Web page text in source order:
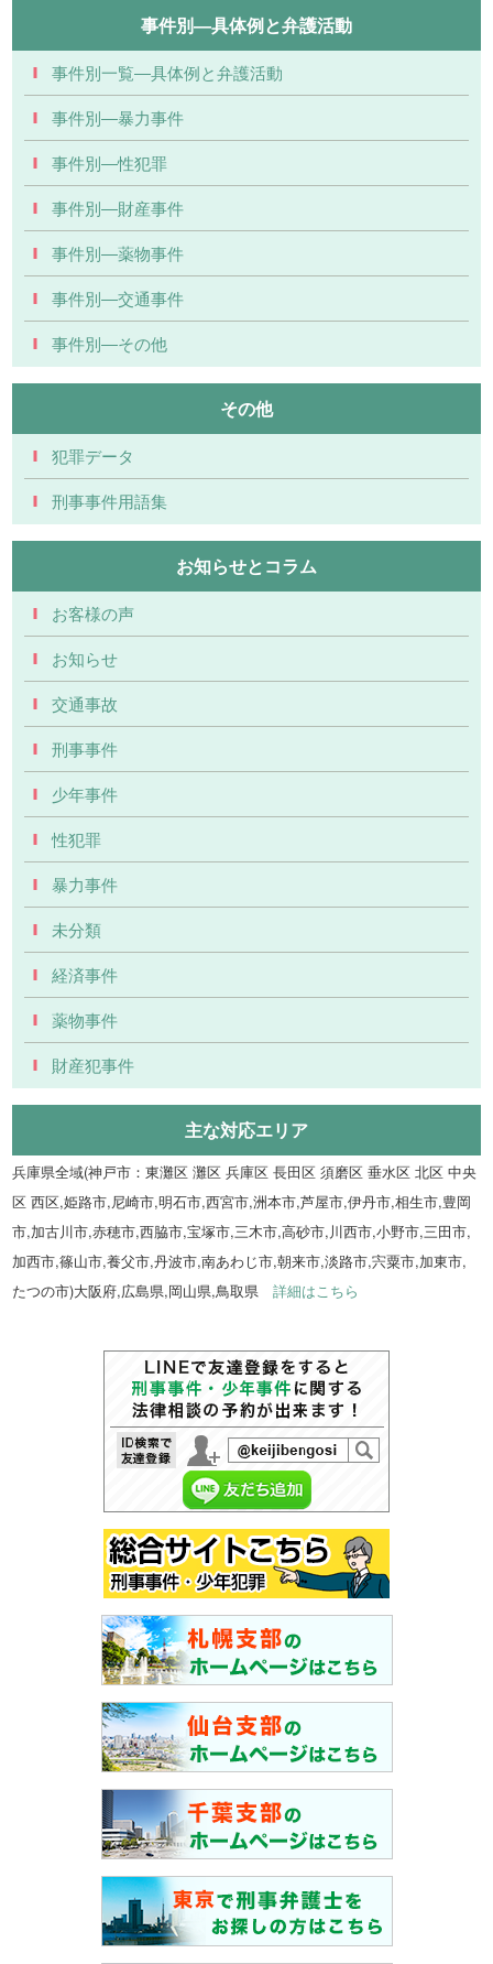
事件別―具体例と弁護活動
事件別一覧―具体例と弁護活動
事件別―暴力事件
事件別―性犯罪
事件別―財産事件
事件別―薬物事件
事件別―交通事件
事件別―その他
その他
犯罪データ
刑事事件用語集
お知らせとコラム
お客様の声
お知らせ
交通事故
刑事事件
少年事件
性犯罪
暴力事件
未分類
経済事件
薬物事件
財産犯事件
主な対応エリア
兵庫県全域(神戸市：東灘区 灘区 兵庫区 長田区 須磨区 垂水区 北区 中央
区 西区,姫路市,尼崎市,明石市,西宮市,洲本市,芦屋市,伊丹市,相生市,豊岡
市,加古川市,赤穂市,西脇市,宝塚市,三木市,高砂市,川西市,小野市,三田市,
加西市,篠山市,養父市,丹波市,南あわじ市,朝来市,淡路市,宍粟市,加東市,
たつの市)大阪府,広島県,岡山県,鳥取県詳細はこちら